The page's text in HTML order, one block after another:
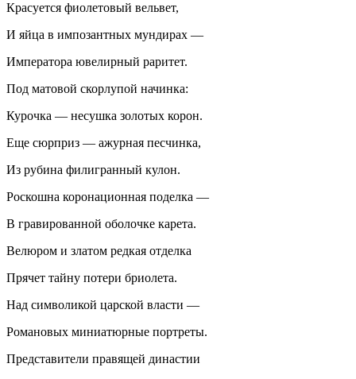
Красуется фиолетовый вельвет,
И яйца в импозантных мундирах —
Императора ювелирный раритет.
Под матовой скорлупой начинка:
Курочка — несушка золотых корон.
Еще сюрприз — ажурная песчинка,
Из рубина филигранный кулон.
Роскошна коронационная поделка —
В гравированной оболочке карета.
Велюром и златом редкая отделка
Прячет тайну потери бриолета.
Над символикой царской власти —
Романовых миниатюрные портреты.
Представители правящей династии